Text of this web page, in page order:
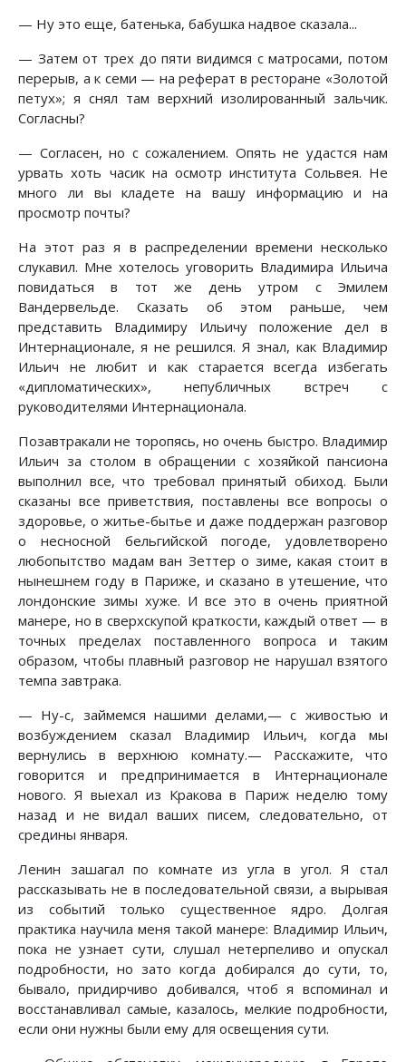
— Ну это еще, батенька, бабушка надвое сказала...
— Затем от трех до пяти видимся с матросами, потом
перерыв, а к семи — на реферат в ресторане «Золотой
петух»; я снял там верхний изолированный зальчик.
Согласны?
— Согласен, но с сожалением. Опять не удастся нам
урвать хоть часик на осмотр института Сольвея. Не
много ли вы кладете на вашу информацию и на
просмотр почты?
На этот раз я в распределении времени несколько
слукавил. Мне хотелось уговорить Владимира Ильича
повидаться в тот же день утром с Эмилем
Вандервельде. Сказать об этом раньше, чем
представить Владимиру Ильичу положение дел в
Интернационале, я не решился. Я знал, как Владимир
Ильич не любит и как старается всегда избегать
«дипломатических», непубличных встреч с
руководителями Интернационала.
Позавтракали не торопясь, но очень быстро. Владимир
Ильич за столом в обращении с хозяйкой пансиона
выполнил все, что требовал принятый обиход. Были
сказаны все приветствия, поставлены все вопросы о
здоровье, о житье-бытье и даже поддержан разговор
о несносной бельгийской погоде, удовлетворено
любопытство мадам ван Зеттер о зиме, какая стоит в
нынешнем году в Париже, и сказано в утешение, что
лондонские зимы хуже. И все это в очень приятной
манере, но в сверхскупой краткости, каждый ответ — в
точных пределах поставленного вопроса и таким
образом, чтобы плавный разговор не нарушал взятого
темпа завтрака.
— Ну-с, займемся нашими делами,— с живостью и
возбуждением сказал Владимир Ильич, когда мы
вернулись в верхнюю комнату.— Расскажите, что
говорится и предпринимается в Интернационале
нового. Я выехал из Кракова в Париж неделю тому
назад и не видал ваших писем, следовательно, от
средины января.
Ленин зашагал по комнате из угла в угол. Я стал
рассказывать не в последовательной связи, а вырывая
из событий только существенное ядро. Долгая
практика научила меня такой манере: Владимир Ильич,
пока не узнает сути, слушал нетерпеливо и опускал
подробности, но зато когда добирался до сути, то,
бывало, придирчиво добивался, чтоб я вспоминал и
восстанавливал самые, казалось, мелкие подробности,
если они нужны были ему для освещения сути.